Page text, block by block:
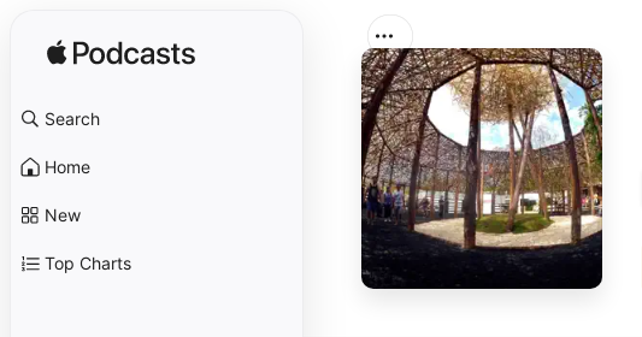
Search
Home
New
Top Charts